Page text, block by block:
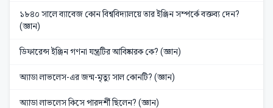
১৮৪০ সালে ব্যাবেজ কোন বিশ্ববিদ্যালয়ে তার ইঞ্জিন সম্পর্কে বক্তব্য দেন?
(জ্ঞান)
ডিফারেন্স ইঞ্জিন গণনা যন্ত্রটির আবিষ্কারক কে? (জ্ঞান)
অ্যাডা লাভলেস-এর জন্ম-মৃত্যু সাল কোনটি? (জ্ঞান)
অ্যাডা লাভলেস কিসে পারদর্শী ছিলেন? (জ্ঞান)